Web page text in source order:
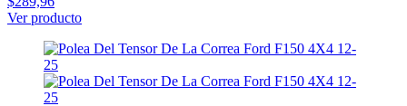
Ver producto